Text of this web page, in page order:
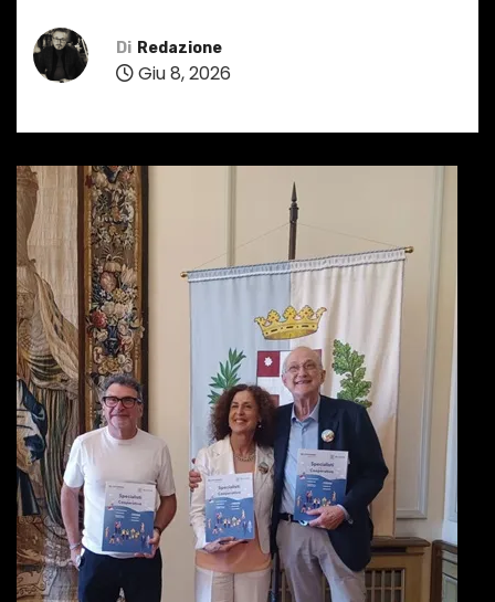
Di Redazione
Giu 8, 2026